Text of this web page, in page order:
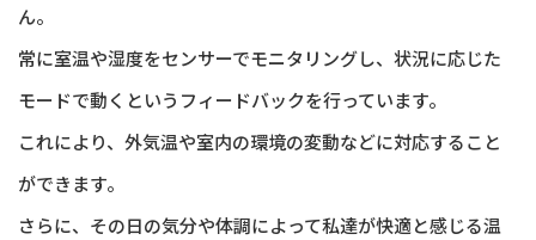
ん。
常に室温や湿度をセンサーでモニタリングし、状況に応じた
モードで動くというフィードバックを行っています。
これにより、外気温や室内の環境の変動などに対応すること
ができます。
さらに、その日の気分や体調によって私達が快適と感じる温